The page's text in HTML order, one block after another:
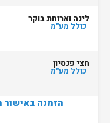
לינה וארוחת בוקר
כולל מע"מ
חצי פנסיון
כולל מע"מ
הזמנה